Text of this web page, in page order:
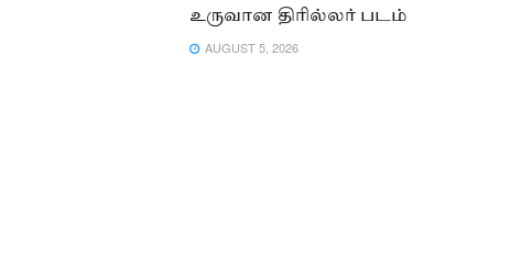
உருவான திரில்லர் படம்
AUGUST 5, 2026